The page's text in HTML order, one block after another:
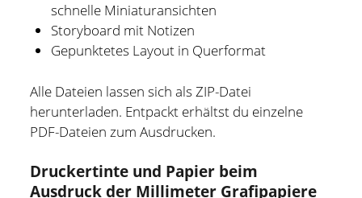
Beruflich beschäftige ich mich mit User Experience und
schnelle Miniaturansichten
Storyboard mit Notizen
Gepunktetes Layout in Querformat
Alle Dateien lassen sich als ZIP-Datei
herunterladen. Entpackt erhältst du einzelne
PDF-Dateien zum Ausdrucken.
Druckertinte und Papier beim
Ausdruck der Millimeter Grafipapiere